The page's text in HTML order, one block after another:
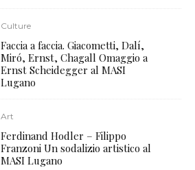
Culture
Faccia a faccia. Giacometti, Dalí,
Miró, Ernst, Chagall Omaggio a
Ernst Scheidegger al MASI
Lugano
Art
Ferdinand Hodler – Filippo
Franzoni Un sodalizio artistico al
MASI Lugano